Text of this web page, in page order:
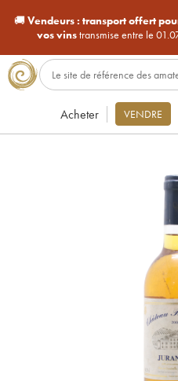
🚚Vendeurs : transport offert
vos vinstransmise entre le
Acheter VENDRE